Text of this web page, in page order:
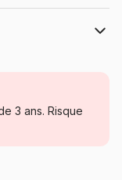
Soleil,
3 ans. Risque